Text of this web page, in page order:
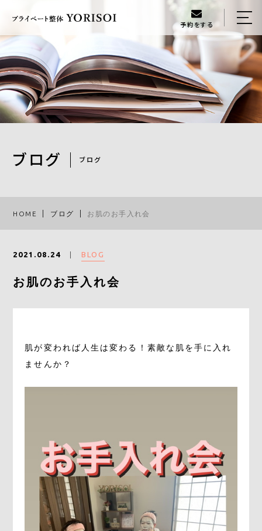
予約をする
ブログ ブログ
HOME ブログ お肌のお手入れ会
2021.08.24 BLOG
お肌のお手入れ会
肌が変われば人生は変わる！素敵な肌を手に入れ
ませんか？
当店について
メニュー
ギャラリー
080-6134-3888
予約をする